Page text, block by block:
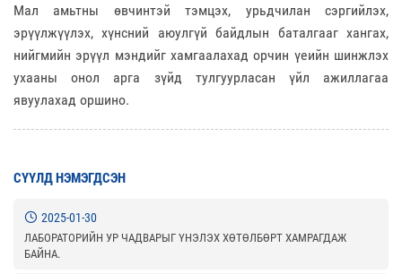
Мал амьтны өвчинтэй тэмцэх, урьдчилан сэргийлэх,
эрүүлжүүлэх, хүнсний аюулгүй байдлын баталгааг хангах,
нийгмийн эрүүл мэндийг хамгаалахад орчин үеийн шинжлэх
ухааны онол арга зүйд тулгуурласан үйл ажиллагаа
явуулахад оршино.
СҮҮЛД НЭМЭГДСЭН
2025-01-30
ЛАБОРАТОРИЙН УР ЧАДВАРЫГ ҮНЭЛЭХ ХӨТӨЛБӨРТ ХАМРАГДАЖ
БАЙНА.